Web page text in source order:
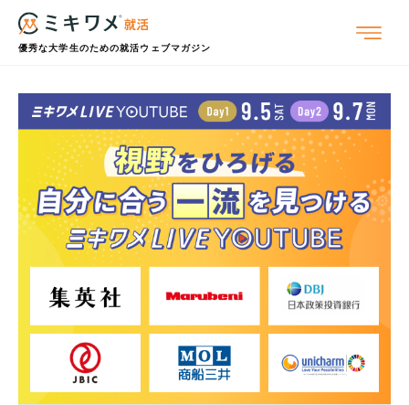
優秀な大学生のための就活ウェブマガジン